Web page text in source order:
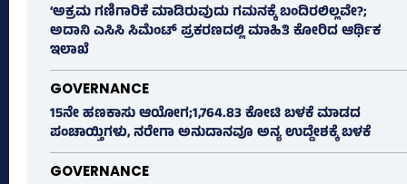
‘ಅಕ್ರಮ ಗಣಿಗಾರಿಕೆ ಮಾಡಿರುವುದು ಗಮನಕ್ಕೆ ಬಂದಿರಲಿಲ್ಲವೇ?;
ಅದಾನಿ ಎಸಿಸಿ ಸಿಮೆಂಟ್ ಪ್ರಕರಣದಲ್ಲಿ ಮಾಹಿತಿ ಕೋರಿದ ಆರ್ಥಿಕ
ಇಲಾಖೆ
GOVERNANCE
15ನೇ ಹಣಕಾಸು ಆಯೋಗ;1,764.83 ಕೋಟಿ ಬಳಕೆ ಮಾಡದ
ಪಂಚಾಯ್ತಿಗಳು, ನರೇಗಾ ಅನುದಾನವೂ ಅನ್ಯ ಉದ್ದೇಶಕ್ಕೆ ಬಳಕೆ
GOVERNANCE